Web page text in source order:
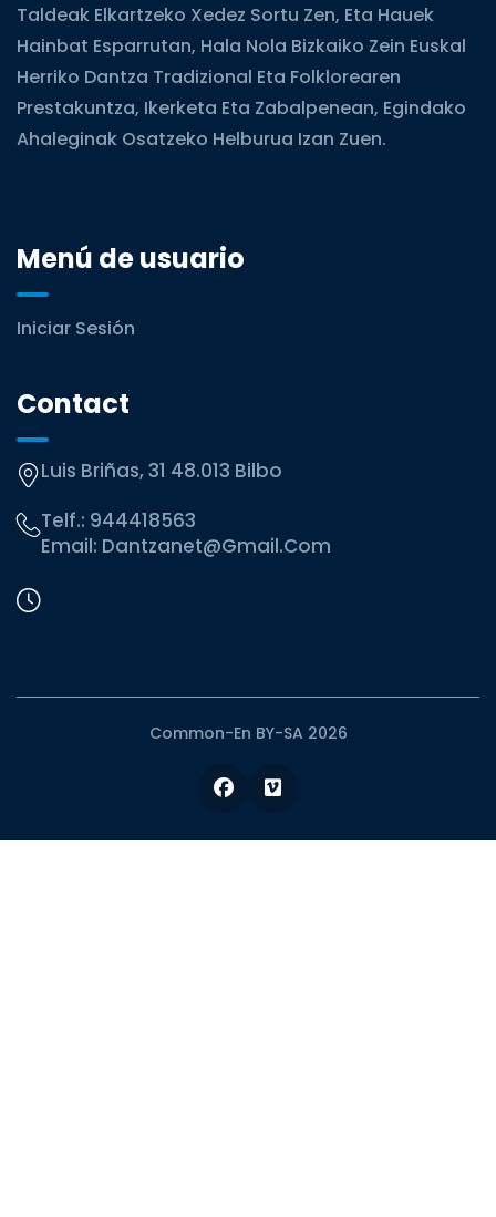
Taldeak Elkartzeko Xedez Sortu Zen, Eta Hauek
Hainbat Esparrutan, Hala Nola Bizkaiko Zein Euskal
Herriko Dantza Tradizional Eta Folklorearen
Prestakuntza, Ikerketa Eta Zabalpenean, Egindako
Ahaleginak Osatzeko Helburua Izan Zuen.
Menú de usuario
Iniciar Sesión
Contact
Luis Briñas, 31 48.013 Bilbo
Telf.: 944418563
Email: Dantzanet@gmail.com
Common-En BY-SA 2026
Facebook
Vimeo